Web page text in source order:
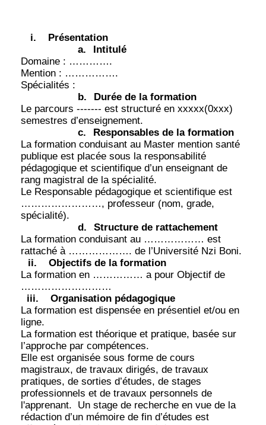
i.
Présentation
a.
Intitulé
Domaine : ………….
Mention : …………….
Spécialités :
b.
Durée de la formation
Le parcours ------- est structuré en xxxxx(0xxx)
semestres d’enseignement.
c.
Responsables de la formation
La formation conduisant au Master mention santé
publique est placée sous la responsabilité
pédagogique et scientifique d’un enseignant de
rang magistral de la spécialité.
Le Responsable pédagogique et scientifique est
……………………, professeur (nom, grade,
spécialité).
d.
Structure de rattachement
La formation conduisant au ……………… est
rattaché à ………………. de l’Université Nzi Boni.
ii.
Objectifs de la formation
La formation en …………… a pour Objectif de
………………………
iii.
Organisation pédagogique
La formation est dispensée en présentiel et/ou en
ligne.
La formation est théorique et pratique, basée sur
l’approche par compétences.
Elle est organisée sous forme de cours
magistraux, de travaux dirigés, de travaux
pratiques, de sorties d’études, de stages
professionnels et de travaux personnels de
l'apprenant.
Un stage de recherche en vue de la
rédaction d’un mémoire de fin d’études est